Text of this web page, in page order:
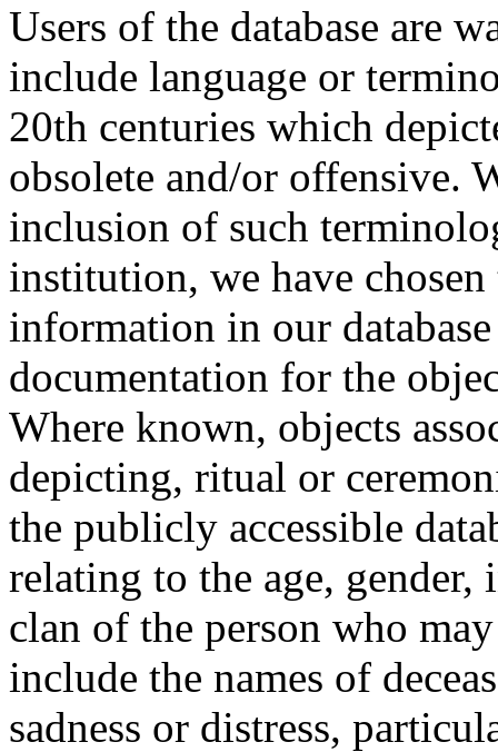
Users of the database are
include language or
20th centuries which
obsolete and/or offensive.
inclusion of such
institution, we have
information in our
documentation for the
Where known, objects
depicting, ritual or
the publicly accessible
relating to the age,
clan of the person who
include the names of
sadness or distress,